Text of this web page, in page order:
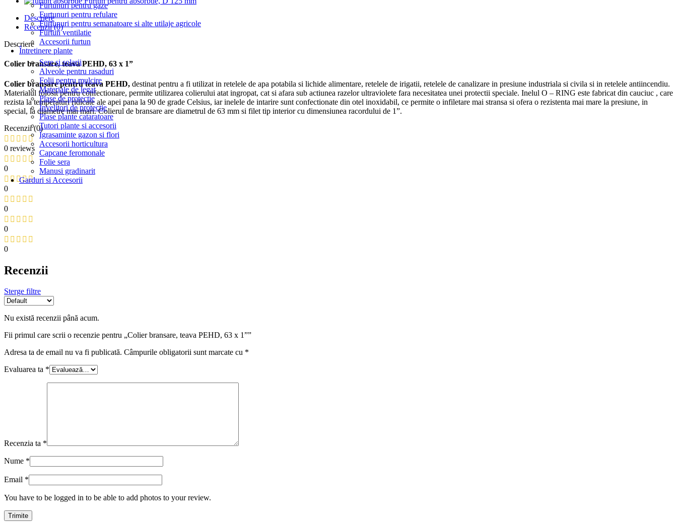
Furtunuri pentru gaze
Furtunuri pentru refulare
Furtunuri pentru semanatoare si alte utilaje agricole
Furtun ventilatie
Accesorii furtun
Întretinere plante
Sere si solarii
Alveole pentru rasaduri
Folii pentru mulcire
Materiale de legat
Plase de protectie
Învelitori de protectie
Plase plante cataratoare
Tutori plante si accesorii
Îgrasaminte gazon si flori
Accesorii horticultura
Capcane feromonale
Folie sera
Manusi gradinarit
Garduri si Accesorii
Descriere
Recenzii (0)
Descriere
Colier bransare, teava PEHD, 63 x 1”
Colier bransare pentru teava PEHD, destinat pentru a fi utilizat in retelele de apa potabila si lichide alimentare, retelele de irigatii, retelele de canalizare in presiune industriala si civila si in retelele antiincendiu.
Materialul folosit pentru confectionare, permite utilizarea colierului atat ingropat, cat si afara sub actiunea razelor ultraviolete fara necesitatea unei protectii speciale. Inelul O – RING este fabricat din cauciuc , care
rezista la temperaturi ridicate ale apei pana la 90 de grade Celsius, iar inelele de intarire sunt confectionate din otel inoxidabil, ce permite o infiletare mai stransa si ofera o rezistenta mai mare la presiune, in
special, la diametre mai mari. Colierul de bransare are diametrul de 63 mm si filet tip interior cu dimensiunea racordului de 1”.
Recenzii (0)
0 reviews
0
0
0
0
0
Recenzii
Sterge filtre
Nu există recenzii până acum.
Fii primul care scrii o recenzie pentru „Colier bransare, teava PEHD, 63 x 1””
Adresa ta de email nu va fi publicată. Câmpurile obligatorii sunt marcate cu *
Evaluarea ta *
Recenzia ta *
Nume *
Email *
You have to be logged in to be able to add photos to your review.